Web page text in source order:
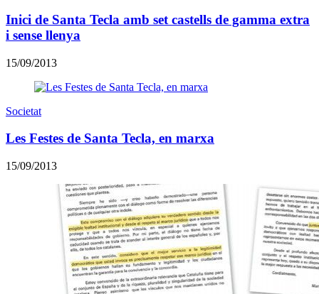
Inici de Santa Tecla amb set castells de gamma extra
i sense llenya
15/09/2013
Societat
Les Festes de Santa Tecla, en marxa
15/09/2013